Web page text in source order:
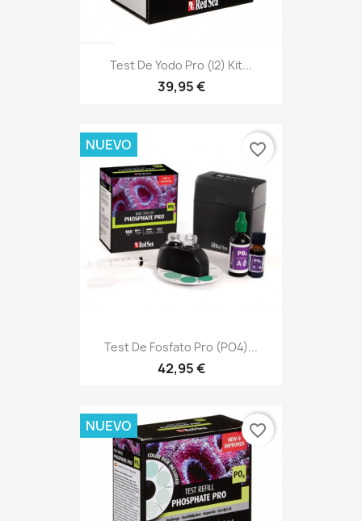
Test De Yodo Pro (I2) Kit...
39,95 €
Test De Fosfato Pro (PO4)...
42,95 €
NUEVO favorite_border
NUEVO favorite_border